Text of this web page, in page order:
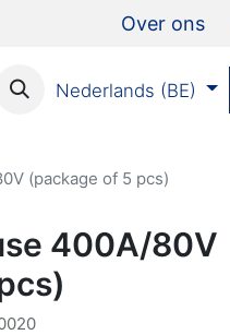
Over ons
Nederlands (BE)
(package of 5 pcs)
400A/80V